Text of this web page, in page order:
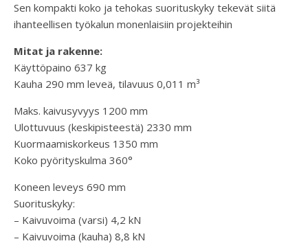
Sen kompakti koko ja tehokas suorituskyky tekevät siitä
ihanteellisen työkalun monenlaisiin projekteihin
Mitat ja rakenne:
Käyttöpaino 637 kg
Kauha 290 mm leveä, tilavuus 0,011 m³
Maks. kaivusyvyys 1200 mm
Ulottuvuus (keskipisteestä) 2330 mm
Kuormaamiskorkeus 1350 mm
Koko pyörityskulma 360°
Koneen leveys 690 mm
Suorituskyky:
– Kaivuvoima (varsi) 4,2 kN
– Kaivuvoima (kauha) 8,8 kN